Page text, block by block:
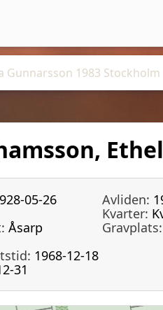
05-26 Avliden:
Kvarter:
Åsarp Gravplats:
1968-12-18
31